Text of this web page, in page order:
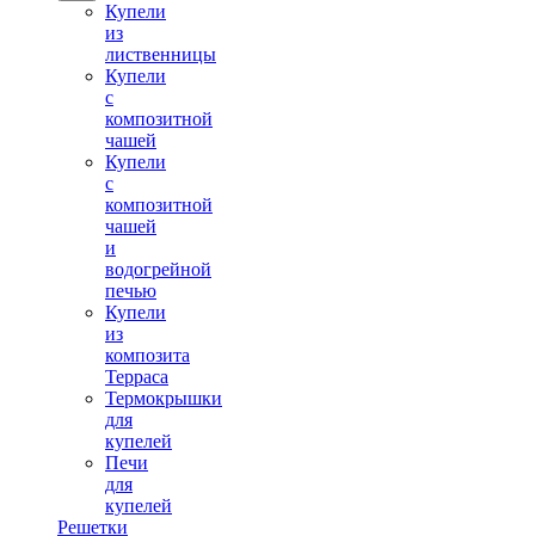
Купели
из
лиственницы
Купели
с
композитной
чашей
Купели
с
композитной
чашей
и
водогрейной
печью
Купели
из
композита
Терраса
Термокрышки
для
купелей
Печи
для
купелей
Решетки